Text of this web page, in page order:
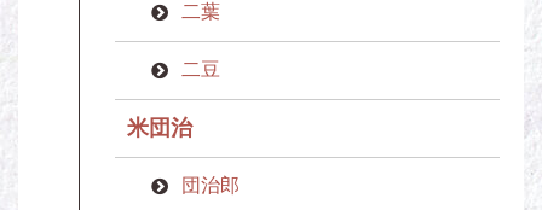
二葉
二豆
米団治
団治郎